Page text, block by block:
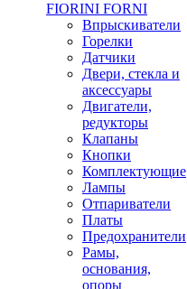
FIORINI FORNI
Впрыскиватели
Горелки
Датчики
Двери, стекла и
аксессуары
Двигатели,
редукторы
Клапаны
Кнопки
Комплектующие
Лампы
Отпариватели
Платы
Предохранители
Рамы,
основания,
опоры